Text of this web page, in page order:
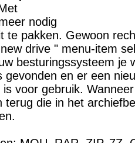
nodig
te pakken. Gewoon
drive " menu-item
besturingssysteem je
gevonden en er een
voor gebruik.
terug die in het